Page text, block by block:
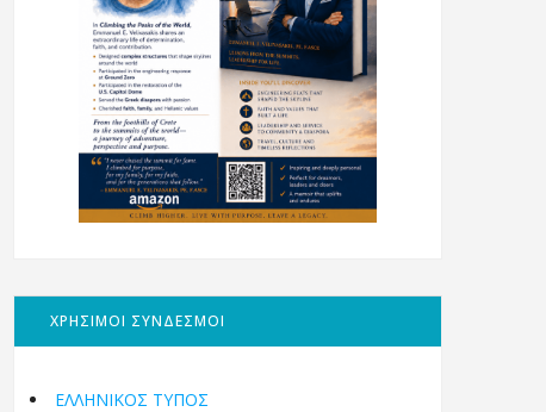
ΧΡΗΣΙΜΟΙ ΣΥΝΔΕΣΜΟΙ
ΕΛΛΗΝΙΚΟΣ ΤΥΠΟΣ